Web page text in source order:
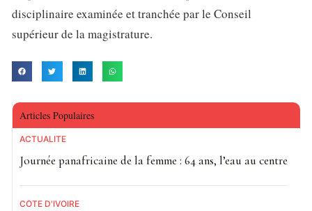
disciplinaire examinée et tranchée par le Conseil
supérieur de la magistrature.
Articles Populaires
ACTUALITE
Journée panafricaine de la femme : 64 ans, l’eau au centre
CÔTE D'IVOIRE